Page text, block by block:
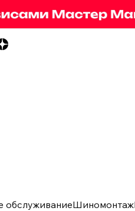
обслуживаниеШиномонтаж